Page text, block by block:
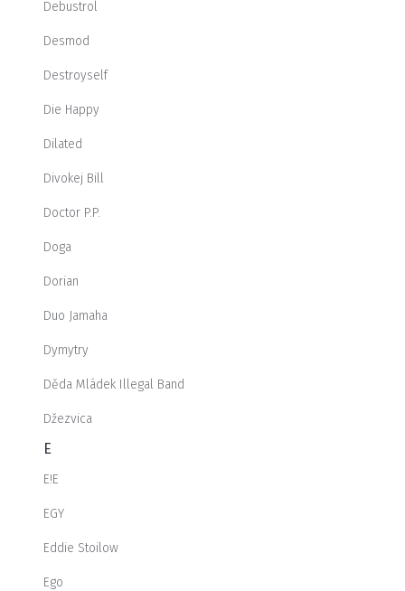
Debustrol
Desmod
Destroyself
Die Happy
Dilated
Divokej Bill
Doctor P.P.
Doga
Dorian
Duo Jamaha
Dymytry
Děda Mládek Illegal Band
Džezvica
E
E!E
EGY
Eddie Stoilow
Ego